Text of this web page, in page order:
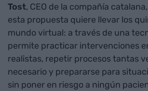
Tost, CEO de la compañía
esta propuesta quiere llevar los
mundo virtual: a través de una
permite practicar intervenciones
realistas, repetir procesos tantas
necesario y prepararse para
sin poner en riesgo a ningún